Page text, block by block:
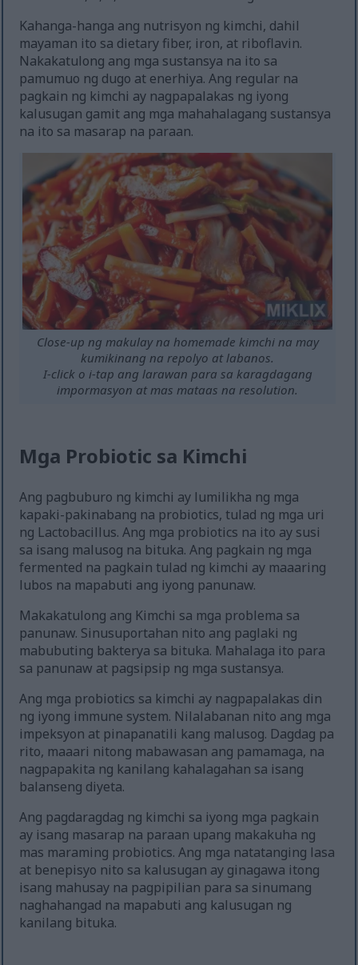
Kahanga-hanga ang nutrisyon ng kimchi, dahil
mayaman ito sa dietary fiber, iron, at riboflavin.
Nakakatulong ang mga sustansya na ito sa
pamumuo ng dugo at enerhiya. Ang regular na
pagkain ng kimchi ay nagpapalakas ng iyong
kalusugan gamit ang mga mahahalagang sustansya
na ito sa masarap na paraan.
Close-up ng makulay na homemade kimchi na may
kumikinang na repolyo at labanos.
I-click o i-tap ang larawan para sa karagdagang
impormasyon at mas mataas na resolution.
Mga Probiotic sa Kimchi
Ang pagbuburo ng kimchi ay lumilikha ng mga
kapaki-pakinabang na probiotics, tulad ng mga uri
ng Lactobacillus. Ang mga probiotics na ito ay susi
sa isang malusog na bituka. Ang pagkain ng mga
fermented na pagkain tulad ng kimchi ay maaaring
lubos na mapabuti ang iyong panunaw.
Makakatulong ang Kimchi sa mga problema sa
panunaw. Sinusuportahan nito ang paglaki ng
mabubuting bakterya sa bituka. Mahalaga ito para
sa panunaw at pagsipsip ng mga sustansya.
Ang mga probiotics sa kimchi ay nagpapalakas din
ng iyong immune system. Nilalabanan nito ang mga
impeksyon at pinapanatili kang malusog. Dagdag pa
rito, maaari nitong mabawasan ang pamamaga, na
nagpapakita ng kanilang kahalagahan sa isang
balanseng diyeta.
Ang pagdaragdag ng kimchi sa iyong mga pagkain
ay isang masarap na paraan upang makakuha ng
mas maraming probiotics. Ang mga natatanging lasa
at benepisyo nito sa kalusugan ay ginagawa itong
isang mahusay na pagpipilian para sa sinumang
naghahangad na mapabuti ang kalusugan ng
kanilang bituka.